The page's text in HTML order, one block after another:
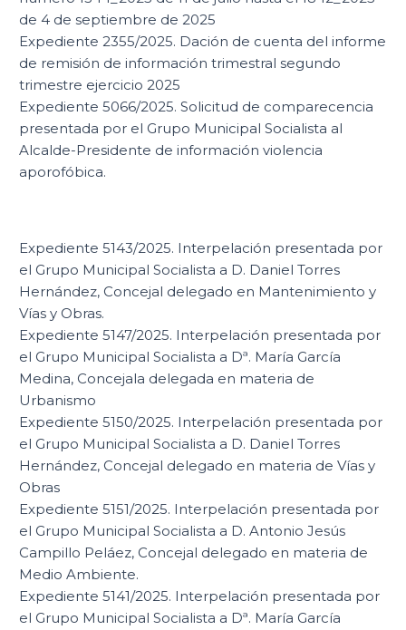
de 4 de septiembre de 2025
Expediente 2355/2025. Dación de cuenta del informe
de remisión de información trimestral segundo
trimestre ejercicio 2025
Expediente 5066/2025. Solicitud de comparecencia
presentada por el Grupo Municipal Socialista al
Alcalde-Presidente de información violencia
aporofóbica.
Expediente 5143/2025. Interpelación presentada por
el Grupo Municipal Socialista a D. Daniel Torres
Hernández, Concejal delegado en Mantenimiento y
Vías y Obras.
Expediente 5147/2025. Interpelación presentada por
el Grupo Municipal Socialista a Dª. María García
Medina, Concejala delegada en materia de
Urbanismo
Expediente 5150/2025. Interpelación presentada por
el Grupo Municipal Socialista a D. Daniel Torres
Hernández, Concejal delegado en materia de Vías y
Obras
Expediente 5151/2025. Interpelación presentada por
el Grupo Municipal Socialista a D. Antonio Jesús
Campillo Peláez, Concejal delegado en materia de
Medio Ambiente.
Expediente 5141/2025. Interpelación presentada por
el Grupo Municipal Socialista a Dª. María García